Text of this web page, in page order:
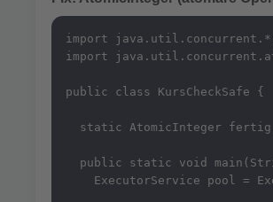
import
import
public class KursCheckSafe {
static AtomicInteger
public static void
ExecutorService pool =